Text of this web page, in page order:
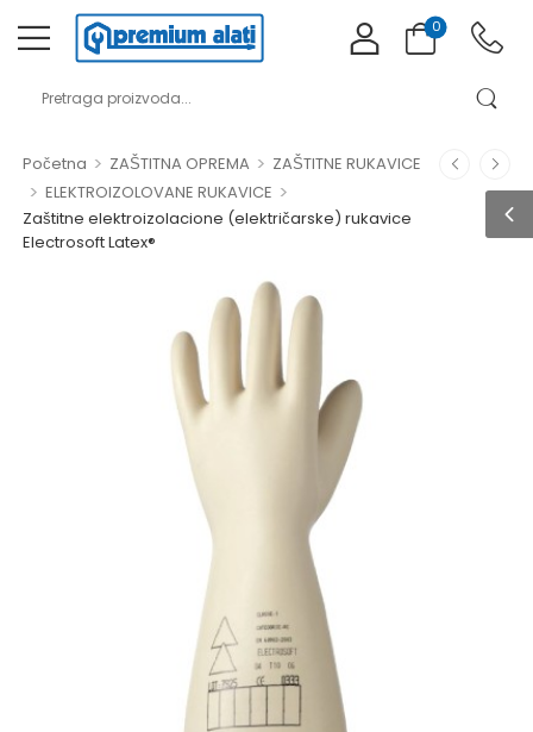
0
Početna > ZAŠTITNA OPREMA > ZAŠTITNE RUKAVICE
> ELEKTROIZOLOVANE RUKAVICE >
Zaštitne elektroizolacione (električarske) rukavice
Electrosoft Latex®